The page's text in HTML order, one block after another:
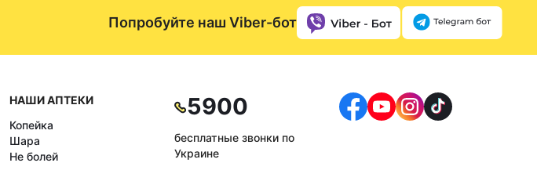
Попробуйте наш Viber-бот
НАШИ АПТЕКИ
Копейка
Шара
Не болей
5900
бесплатные звонки по
Украине